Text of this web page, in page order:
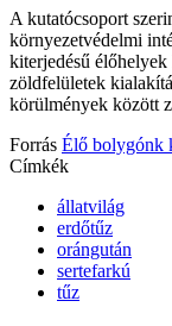
A kutatócsoport
környezetvédelmi
kiterjedésű
zöldfelületek
körülmények között
Forrás Élő bolygónk
Címkék
állatvilág
erdőtűz
orángután
sertefarkú
tűz